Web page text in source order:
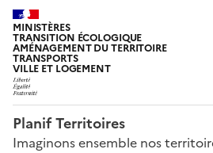
MINISTÈRES
TRANSITION ÉCOLOGIQUE
AMÉNAGEMENT DU TERRITOIRE
TRANSPORTS
VILLE ET LOGEMENT
Planif Territoires
Imaginons ensemble nos